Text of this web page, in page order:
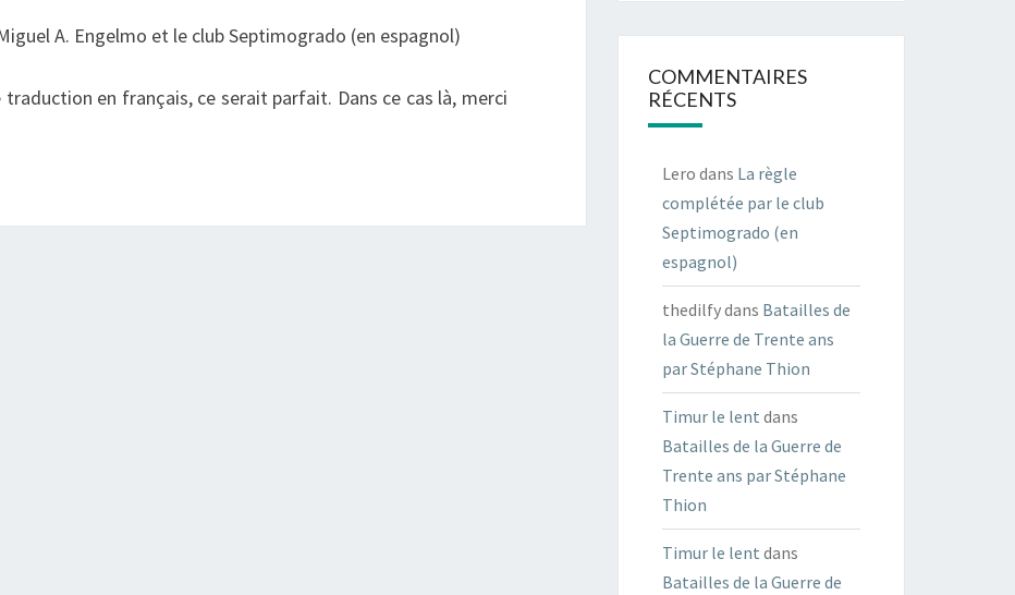
A. Engelmo et le club Septimogrado (en espagnol)
traduction en français, ce serait parfait. Dans ce cas là, merci
COMMENTAIRES
RÉCENTS
Lero dans La règle
complétée par le club
Septimogrado (en
espagnol)
thedilfydans Batailles de
la Guerre de Trente ans
par Stéphane Thion
Timur le lent dans
Batailles de la Guerre de
Trente ans par Stéphane
Thion
Timur le lent dans
Batailles de la Guerre de